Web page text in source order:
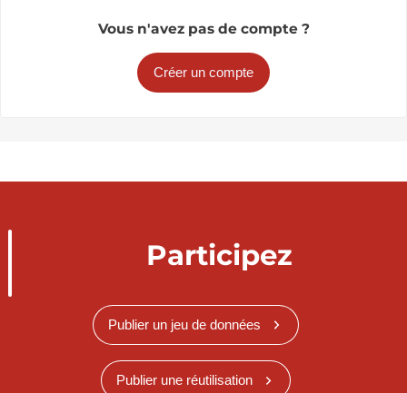
Vous n'avez pas de compte ?
Créer un compte
Participez
Publier un jeu de données
Publier une réutilisation